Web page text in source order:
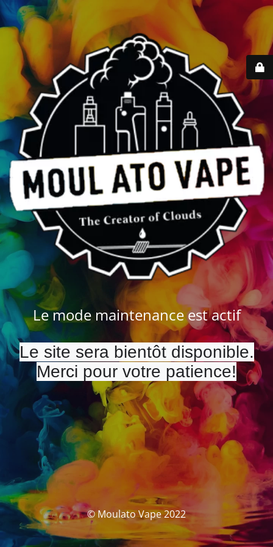
Le mode maintenance est actif
Le site sera bientôt disponible.
Merci pour votre patience!
© Moulato Vape 2022